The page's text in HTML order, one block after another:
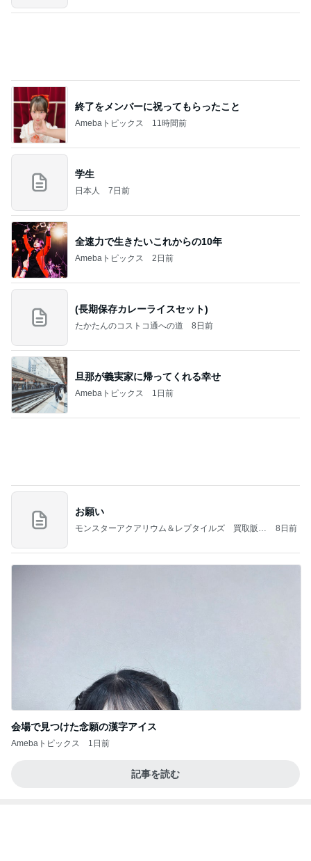
終了をメンバーに祝ってもらったこと
Amebaトピックス 11時間前
学生
日本人 7日前
全速力で生きたいこれからの10年
Amebaトピックス 2日前
(長期保存カレーライスセット)
たかたんのコストコ通への道 8日前
旦那が義実家に帰ってくれる幸せ
Amebaトピックス 1日前
お願い
モンスターアクアリウム＆レプタイルズ 買取販売
8日前
会場で見つけた念願の漢字アイス
Amebaトピックス 1日前
記事を読む